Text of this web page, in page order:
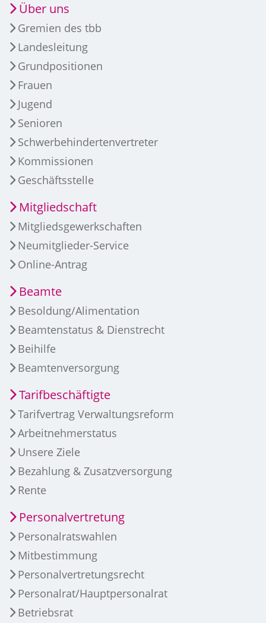
Über uns
Gremien des tbb
Landesleitung
Grundpositionen
Frauen
Jugend
Senioren
Schwerbehindertenvertreter
Kommissionen
Geschäftsstelle
Mitgliedschaft
Mitgliedsgewerkschaften
Neumitglieder-Service
Online-Antrag
Beamte
Besoldung/Alimentation
Beamtenstatus & Dienstrecht
Beihilfe
Beamtenversorgung
Tarifbeschäftigte
Tarifvertrag Verwaltungsreform
Arbeitnehmerstatus
Unsere Ziele
Bezahlung & Zusatzversorgung
Rente
Personalvertretung
Personalratswahlen
Mitbestimmung
Personalvertretungsrecht
Personalrat/Hauptpersonalrat
Betriebsrat